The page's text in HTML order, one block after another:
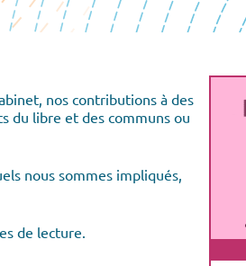
nos contributions à des
du libre et des communs ou
nous sommes impliqués,
de lecture.